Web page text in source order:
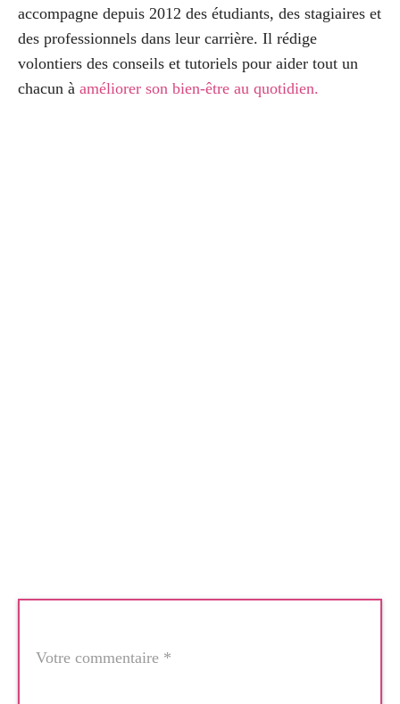
accompagne depuis 2012 des étudiants, des stagiaires et
des professionnels dans leur carrière. Il rédige
volontiers des conseils et tutoriels pour aider tout un
chacun à améliorer son bien-être au quotidien.